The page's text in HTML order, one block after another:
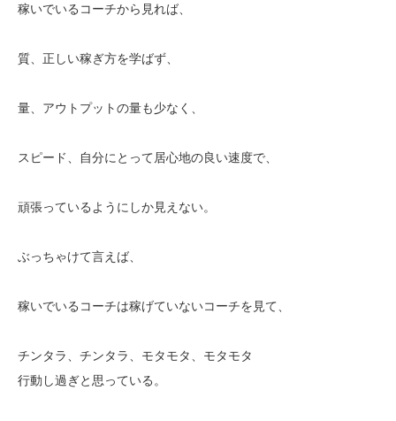
稼いでいるコーチから見れば、
質、正しい稼ぎ方を学ばず、
量、アウトプットの量も少なく、
スピード、自分にとって居心地の良い速度で、
頑張っているようにしか見えない。
ぶっちゃけて言えば、
稼いでいるコーチは稼げていないコーチを見て、
チンタラ、チンタラ、モタモタ、モタモタ
行動し過ぎと思っている。